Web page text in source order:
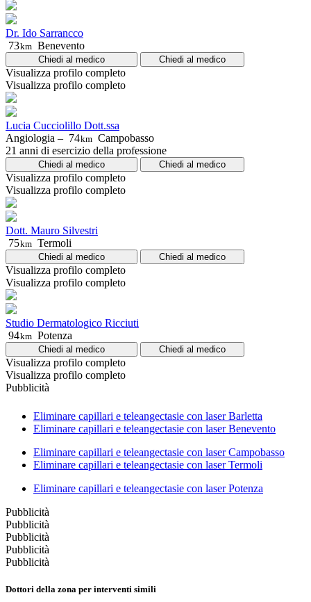
Dr. Ido Sarrancco
73km Benevento
Chiedi al medico Chiedi al medico
Visualizza profilo completo
Visualizza profilo completo
Lucia Cucciolillo Dott.ssa
Angiologia – 74km Campobasso
21 anni di esercizio della professione
Chiedi al medico Chiedi al medico
Visualizza profilo completo
Visualizza profilo completo
Dott. Mauro Silvestri
75km Termoli
Chiedi al medico Chiedi al medico
Visualizza profilo completo
Visualizza profilo completo
Studio Dermatologico Ricciuti
94km Potenza
Chiedi al medico Chiedi al medico
Visualizza profilo completo
Visualizza profilo completo
Pubblicità
Eliminare capillari e teleangectasie con laser Barletta
Eliminare capillari e teleangectasie con laser Benevento
Eliminare capillari e teleangectasie con laser Campobasso
Eliminare capillari e teleangectasie con laser Termoli
Eliminare capillari e teleangectasie con laser Potenza
Pubblicità
Pubblicità
Pubblicità
Pubblicità
Pubblicità
Dottori della zona per interventi simili